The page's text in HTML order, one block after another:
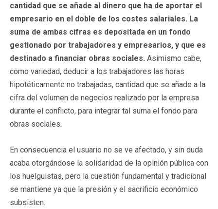
cantidad que se añade al dinero que ha de aportar el
empresario en el doble de los costes salariales. La
suma de ambas cifras es depositada en un fondo
gestionado por trabajadores y empresarios, y que es
destinado a financiar obras sociales. Asimismo cabe,
como variedad, deducir a los trabajadores las horas
hipotéticamente no trabajadas, cantidad que se añade a la
cifra del volumen de negocios realizado por la empresa
durante el conflicto, para integrar tal suma el fondo para
obras sociales.
En consecuencia el usuario no se ve afectado, y sin duda
acaba otorgándose la solidaridad de la opinión pública con
los huelguistas, pero la cuestión fundamental y tradicional
se mantiene ya que la presión y el sacrificio económico
subsisten.